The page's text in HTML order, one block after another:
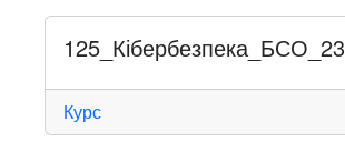
125_Кібербезпека_БСО_23
Курс